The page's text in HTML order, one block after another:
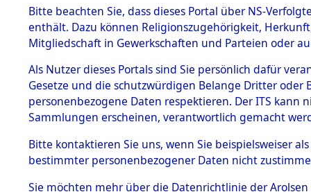
BESTÄNDE
1.
mente
5. Verschiedenes
5.3
Todesmärsche
5.3.1 Alliierte
Erhebungen
zu
Todesmärsch
en
der UN-
Bitte beachten Sie, dass dieses Portal über NS-
enthält. Dazu können Religionszugehörigkeit,
Mitgliedschaft in Gewerkschaften und Parteien oder
Als Nutzer dieses Portals sind Sie persönlich dafür
Gesetze und die schutzwürdigen Belange Dritter
personenbezogene Daten respektieren. Der ITS
Sammlungen erscheinen, verantwortlich gemacht
Bitte kontaktieren Sie uns, wenn Sie beispielsweiser
bestimmter personenbezogener Daten nicht
Sie möchten mehr über die Datenrichtlinie der Arolsen